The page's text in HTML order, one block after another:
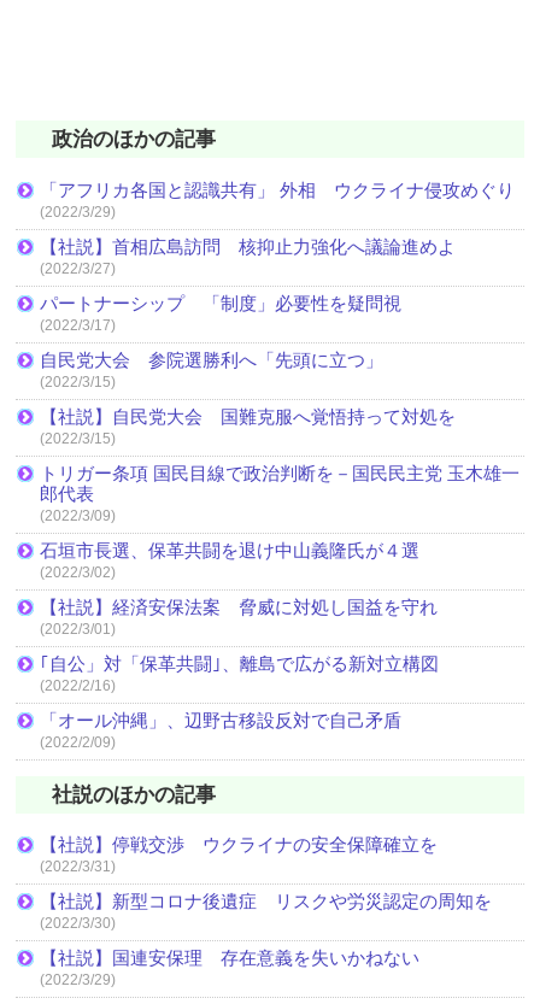
政治のほかの記事
「アフリカ各国と認識共有」 外相 ウクライナ侵攻めぐり
(2022/3/29)
【社説】首相広島訪問 核抑止力強化へ議論進めよ
(2022/3/27)
パートナーシップ 「制度」必要性を疑問視
(2022/3/17)
自民党大会 参院選勝利へ「先頭に立つ」
(2022/3/15)
【社説】自民党大会 国難克服へ覚悟持って対処を
(2022/3/15)
トリガー条項 国民目線で政治判断を－国民民主党 玉木雄一
郎代表
(2022/3/09)
石垣市長選、保革共闘を退け中山義隆氏が４選
(2022/3/02)
【社説】経済安保法案 脅威に対処し国益を守れ
(2022/3/01)
｢自公」対「保革共闘｣、離島で広がる新対立構図
(2022/2/16)
「オール沖縄」、辺野古移設反対で自己矛盾
(2022/2/09)
社説のほかの記事
【社説】停戦交渉 ウクライナの安全保障確立を
(2022/3/31)
【社説】新型コロナ後遺症 リスクや労災認定の周知を
(2022/3/30)
【社説】国連安保理 存在意義を失いかねない
(2022/3/29)